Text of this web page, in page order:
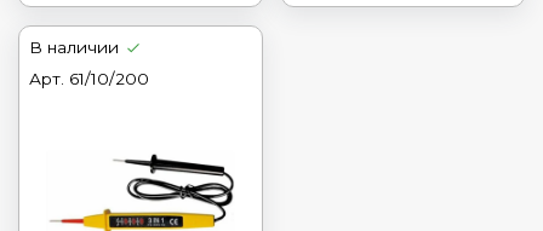
В наличии
Арт. 61/10/200